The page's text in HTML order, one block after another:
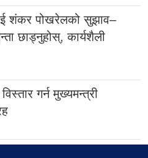
शंकर पोखरेलको सुझाव–
छाड्नुहोस्, कार्यशैली
गर्न मुख्यमन्त्री